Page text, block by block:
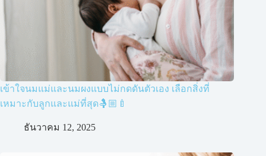
เข้าใจนมแม่และนมผงแบบไม่กดดันตัวเอง เลือกสิ่งที่
เหมาะกับลูกและแม่ที่สุด🤱🏼🍼
ธันวาคม 12, 2025